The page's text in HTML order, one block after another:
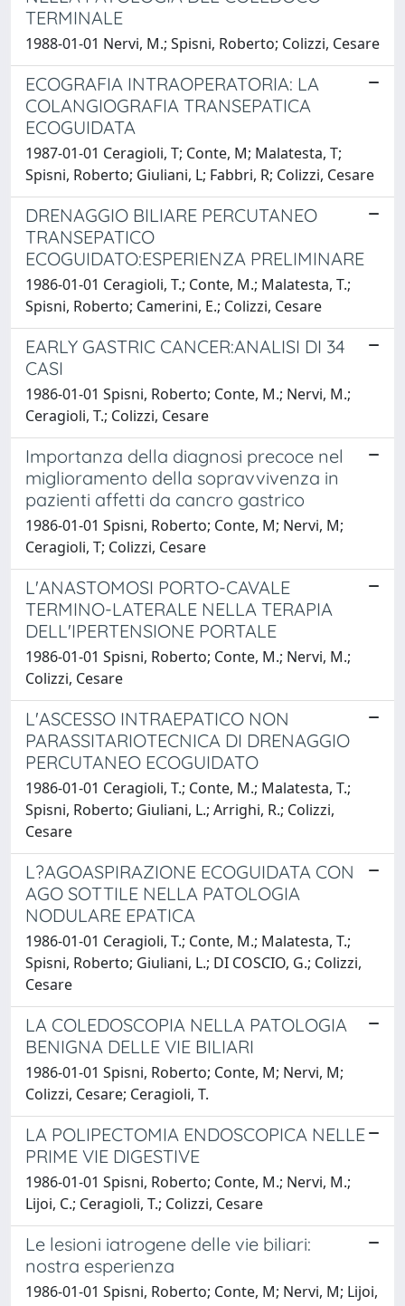
TERMINALE
1988-01-01 Nervi, M.; Spisni, Roberto; Colizzi, Cesare
ECOGRAFIA INTRAOPERATORIA: LA
COLANGIOGRAFIA TRANSEPATICA
ECOGUIDATA
1987-01-01 Ceragioli, T; Conte, M; Malatesta, T;
Spisni, Roberto; Giuliani, L; Fabbri, R; Colizzi, Cesare
DRENAGGIO BILIARE PERCUTANEO
TRANSEPATICO
ECOGUIDATO:ESPERIENZA PRELIMINARE
1986-01-01 Ceragioli, T.; Conte, M.; Malatesta, T.;
Spisni, Roberto; Camerini, E.; Colizzi, Cesare
EARLY GASTRIC CANCER:ANALISI DI 34
CASI
1986-01-01 Spisni, Roberto; Conte, M.; Nervi, M.;
Ceragioli, T.; Colizzi, Cesare
Importanza della diagnosi precoce nel
miglioramento della sopravvivenza in
pazienti affetti da cancro gastrico
1986-01-01 Spisni, Roberto; Conte, M; Nervi, M;
Ceragioli, T; Colizzi, Cesare
L'ANASTOMOSI PORTO-CAVALE
TERMINO-LATERALE NELLA TERAPIA
DELL'IPERTENSIONE PORTALE
1986-01-01 Spisni, Roberto; Conte, M.; Nervi, M.;
Colizzi, Cesare
L'ASCESSO INTRAEPATICO NON
PARASSITARIOTECNICA DI DRENAGGIO
PERCUTANEO ECOGUIDATO
1986-01-01 Ceragioli, T.; Conte, M.; Malatesta, T.;
Spisni, Roberto; Giuliani, L.; Arrighi, R.; Colizzi,
Cesare
L?AGOASPIRAZIONE ECOGUIDATA CON
AGO SOTTILE NELLA PATOLOGIA
NODULARE EPATICA
1986-01-01 Ceragioli, T.; Conte, M.; Malatesta, T.;
Spisni, Roberto; Giuliani, L.; DI COSCIO, G.; Colizzi,
Cesare
LA COLEDOSCOPIA NELLA PATOLOGIA
BENIGNA DELLE VIE BILIARI
1986-01-01 Spisni, Roberto; Conte, M; Nervi, M;
Colizzi, Cesare; Ceragioli, T.
LA POLIPECTOMIA ENDOSCOPICA NELLE
PRIME VIE DIGESTIVE
1986-01-01 Spisni, Roberto; Conte, M.; Nervi, M.;
Lijoi, C.; Ceragioli, T.; Colizzi, Cesare
Le lesioni iatrogene delle vie biliari:
nostra esperienza
1986-01-01 Spisni, Roberto; Conte, M; Nervi, M; Lijoi,